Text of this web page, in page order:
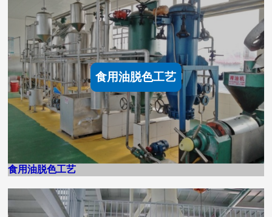
食用油脱色工艺
食用油脱色工艺